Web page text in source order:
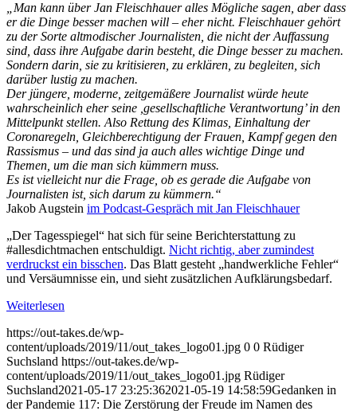
„Man kann über Jan Fleischhauer alles Mögliche sagen, aber dass
er die Dinge besser machen will – eher nicht. Fleischhauer gehört
zu der Sorte altmodischer Journalisten, die nicht der Auffassung
sind, dass ihre Aufgabe darin besteht, die Dinge besser zu machen.
Sondern darin, sie zu kritisieren, zu erklären, zu begleiten, sich
darüber lustig zu machen.
Der jüngere, moderne, zeitgemäßere Journalist würde heute
wahrscheinlich eher seine ,gesellschaftliche Verantwortung’ in den
Mittelpunkt stellen. Also Rettung des Klimas, Einhaltung der
Coronaregeln, Gleichberechtigung der Frauen, Kampf gegen den
Rassismus – und das sind ja auch alles wichtige Dinge und
Themen, um die man sich kümmern muss.
Es ist vielleicht nur die Frage, ob es gerade die Aufgabe von
Journalisten ist, sich darum zu kümmern.“
Jakob Augstein im Podcast-Gespräch mit Jan Fleischhauer
„Der Tagesspiegel“ hat sich für seine Berichterstattung zu
#allesdichtmachen entschuldigt. Nicht richtig, aber zumindest
verdruckst ein bisschen. Das Blatt gesteht „handwerkliche Fehler“
und Versäumnisse ein, und sieht zusätzlichen Aufklärungsbedarf.
Weiterlesen
https://out-takes.de/wp-
content/uploads/2019/11/out_takes_logo01.jpg 0 0 Rüdiger
Suchsland https://out-takes.de/wp-
content/uploads/2019/11/out_takes_logo01.jpg Rüdiger
Suchsland2021-05-17 23:25:362021-05-19 14:58:59Gedanken in
der Pandemie 117: Die Zerstörung der Freude im Namen des